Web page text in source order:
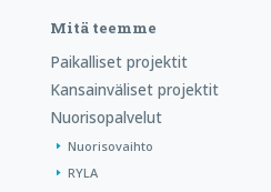
Mitä teemme
Paikalliset projektit
Kansainväliset projektit
Nuorisopalvelut
Nuorisovaihto
RYLA